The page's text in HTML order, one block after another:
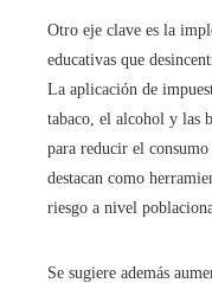
Otro eje clave es la
educativas que
La aplicación de
tabaco, el alcohol y las
para reducir el
destacan como
riesgo a nivel
Se sugiere además